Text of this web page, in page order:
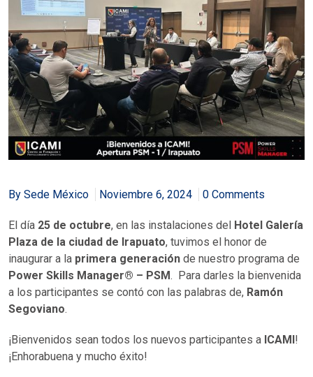
By Sede México Noviembre 6, 2024 0 Comments
El día 25 de octubre, en las instalaciones del Hotel Galería
Plaza de la ciudad de Irapuato, tuvimos el honor de
inaugurar a la primera generación de nuestro programa de
Power Skills Manager® – PSM. Para darles la bienvenida
a los participantes se contó con las palabras de, Ramón
Segoviano.
¡Bienvenidos sean todos los nuevos participantes a ICAMI!
¡Enhorabuena y mucho éxito!